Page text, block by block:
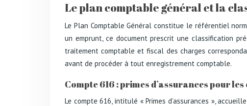
Le plan comptable général et la
Le Plan Comptable Général constitue le référentiel
un emprunt, ce document prescrit une classification
traitement comptable et fiscal des charges
avant de procéder à tout enregistrement comptable.
Compte 616 : primes d’assurances pour
Le compte 616, intitulé « Primes d’assurances »,